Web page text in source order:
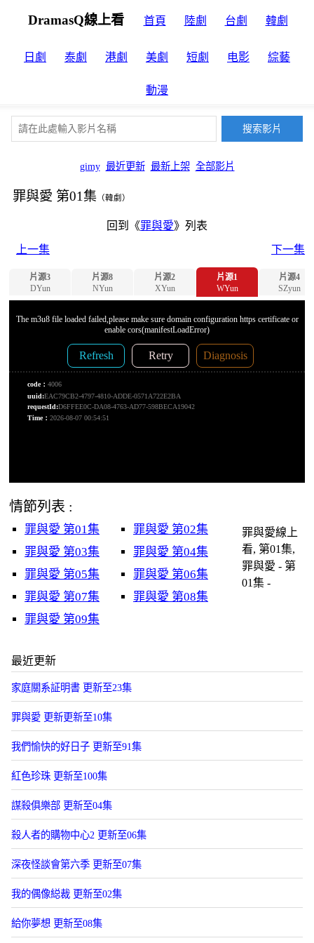
DramasQ線上看 首頁 陸劇 台劇 韓劇
日劇 泰劇 港劇 美劇 短劇 电影 綜藝
動漫
gimy 最近更新 最新上架 全部影片
罪與愛 第01集 （韓劇）
回到《罪與愛》列表
上一集
下一集
片源3
DYun
片源8
NYun
片源2
XYun
片源1
WYun
片源4
SZyun
情節列表 :
罪與愛 第01集
罪與愛 第02集
罪與愛 第03集
罪與愛 第04集
罪與愛 第05集
罪與愛 第06集
罪與愛 第07集
罪與愛 第08集
罪與愛 第09集
罪與愛線上
看, 第01集,
罪與愛 - 第
01集 -
最近更新
家庭關系証明書 更新至23集
罪與愛 更新更新至10集
我們愉快的好日子 更新至91集
紅色珍珠 更新至100集
謀殺俱樂部 更新至04集
殺人者的購物中心2 更新至06集
深夜怪談會第六季 更新至07集
我的偶像縂裁 更新至02集
給你夢想 更新至08集